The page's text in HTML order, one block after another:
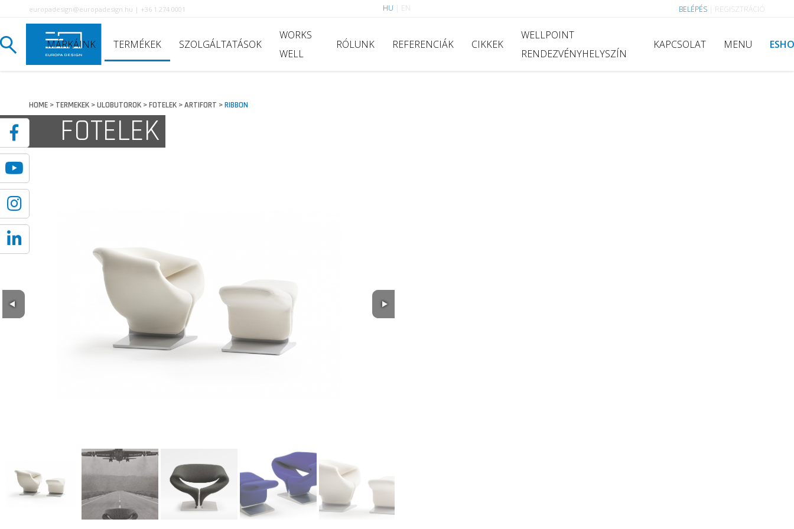
europadesign@europadesign.hu | +36 1 274 0001 HU EN BELÉPÉS REGISZTRÁCIÓ
MÁRKÁINK TERMÉKEK SZOLGÁLTATÁSOK
WORKS
WELL
RÓLUNK REFERENCIÁK CIKKEK
WELLPOINT
RENDEZVÉNYHELYSZÍN
KAPCSOLAT MENU
HOME> TERMEKEK>ULOBUTOROK>FOTELEK>ARTIFORT >RIBBON
FOTELEK